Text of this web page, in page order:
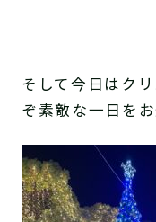
そして今日はク
ぞ素敵な一日を